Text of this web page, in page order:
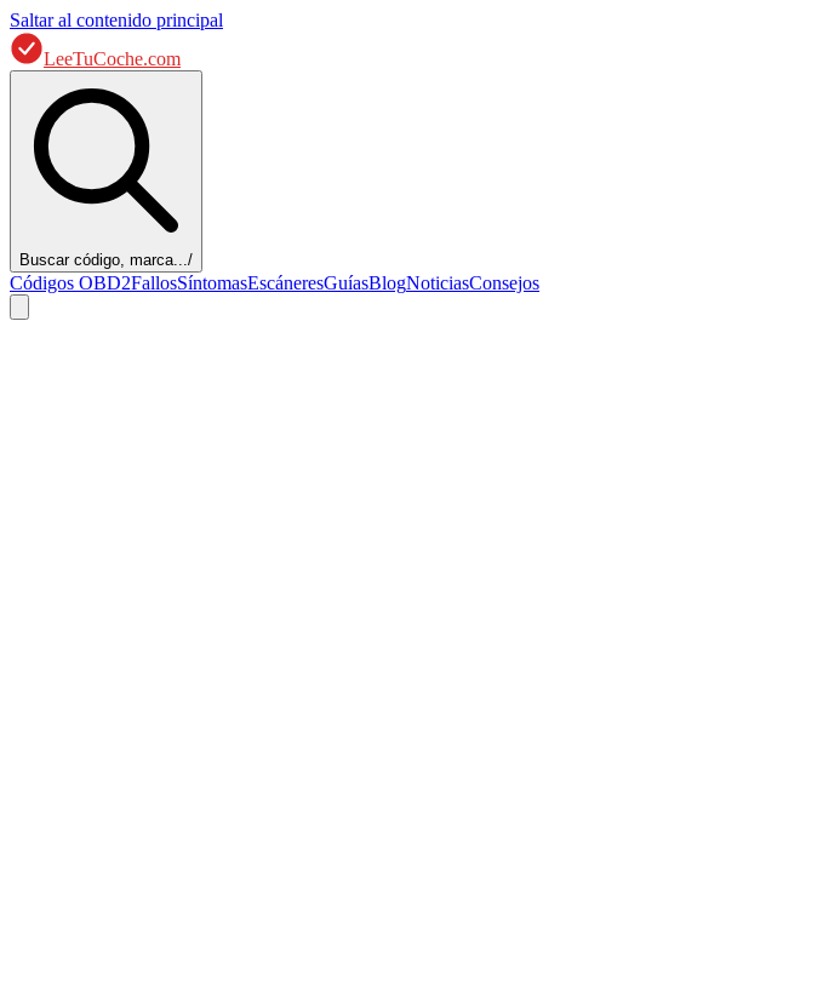
Saltar al contenido principal
LeeTuCoche.com
Buscar código, marca.../
Códigos OBD2FallosSíntomasEscáneresGuíasBlogNoticiasConsejos